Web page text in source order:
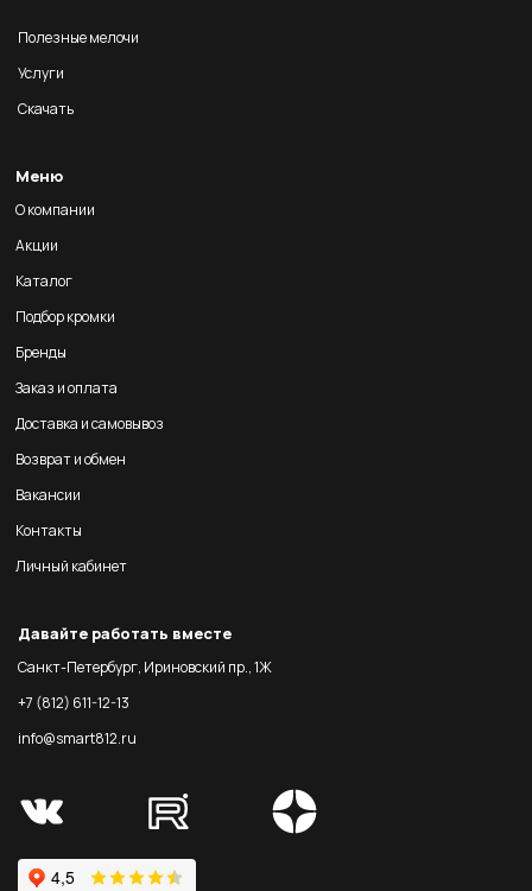
Полезные мелочи
Услуги
Скачать
Меню
О компании
Акции
Каталог
Подбор кромки
Бренды
Заказ и оплата
Доставка и самовывоз
Возврат и обмен
Вакансии
Контакты
Личный кабинет
Давайте работать вместе
Санкт-Петербург, Ириновский пр., 1Ж
+7 (812) 611-12-13
info@smart812.ru